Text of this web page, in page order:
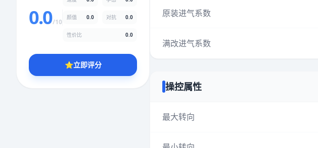
0.0/10
颜值 0.0 对抗 0.0
性价比 0.0
⭐立即评分
原装进气系数
满改进气系数
操控属性
最大转向
性价比 5.0分
★★★ ★★
* 综合评分为玩家评分结果，速度占比0%，手感占比0%，对抗占比
0%，性价比占比0%，颜值占比0%